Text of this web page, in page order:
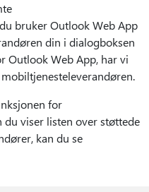
bruker Outlook Web App
din i dialogboksen
Outlook Web App, har vi
for
viser listen over støttede
kan du se